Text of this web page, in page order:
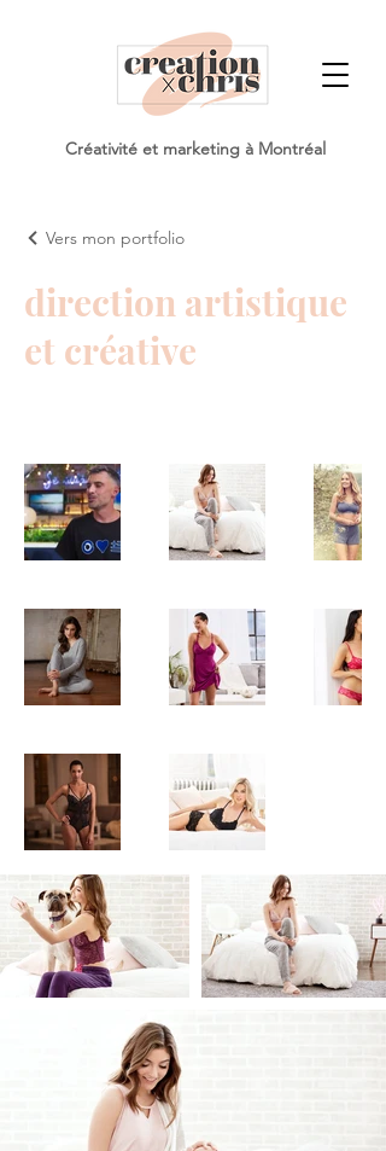
Créativité et marketing à Montréal
Vers mon portfolio
direction artistique
et créative